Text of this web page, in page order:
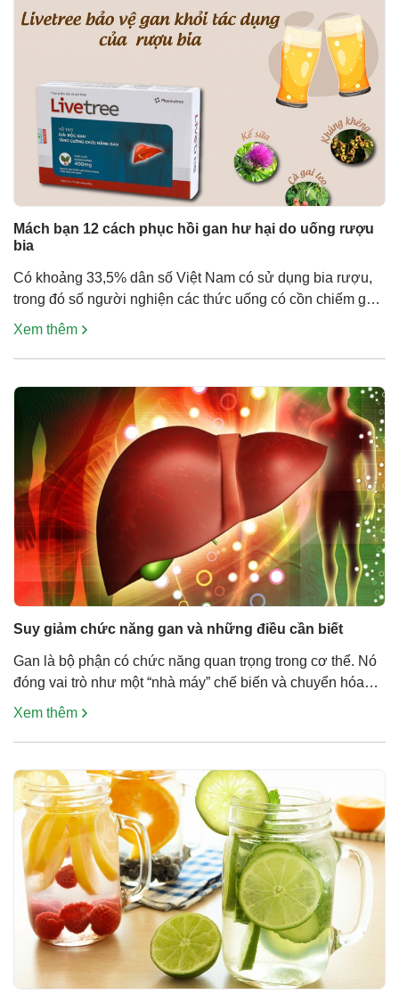
Mách bạn 12 cách phục hồi gan hư hại do uống rượu
bia
Có khoảng 33,5% dân số Việt Nam có sử dụng bia rượu,
trong đó số người nghiện các thức uống có cồn chiếm gần
20%. Rượu bia có thể tàn phá gan nghiêm trọng, hậu quả
gan, cao gấp 3 […]
Xem thêm
Suy giảm chức năng gan và những điều cần biết
Gan là bộ phận có chức năng quan trọng trong cơ thể. Nó
đóng vai trò như một “nhà máy” chế biến và chuyển hóa
thức ăn, chất dinh dưỡng đưa vào cơ thể. Nhiệm vụ chính
nuôi dưỡng những bộ phận cơ […]
Xem thêm